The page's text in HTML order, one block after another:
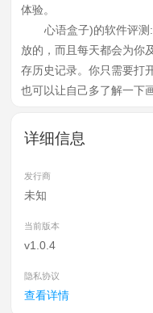
体验。
心语盒子)的软件评
放的，而且每天都会为你
存历史记录。你只需要打
也可以让自己多了解一下
详细信息
发行商
未知
当前版本
v1.0.4
隐私协议
查看详情